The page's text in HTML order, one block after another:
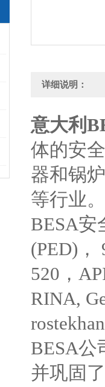
详细说明：
意大利
体的安
器和锅
等行业。
BESA安
(PED)，
520，
RINA,
BESA公
并巩固